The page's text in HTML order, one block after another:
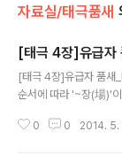
자료실/태극품새
[태극 4장]유급자
[태극 4장]유급자 품새
순서에 따라 '~장(場)'
한 것이었으나 '흙 토(土
0 0 2014. 5.